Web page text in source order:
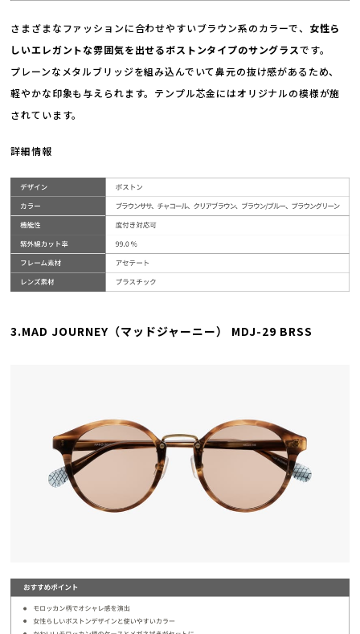
さまざまなファッションに合わせやすいブラウン系のカラーで、 女性ら
しいエレガントな雰囲気を出せるボストンタイプのサングラスです。
プレーンなメタルブリッジを組み込んでいて鼻元の抜け感があるため、
軽やかな印象も与えられます。テンプル芯金にはオリジナルの模様が施
されています。
詳細情報
3.MAD JOURNEY（マッドジャーニー） MDJ-29 BRSS